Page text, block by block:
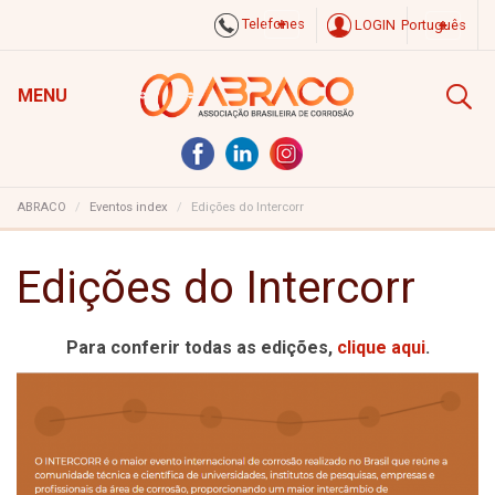
Telefones LOGIN Português
MENU
ABRACO Eventos index Edições do Intercorr
Edições do Intercorr
Para conferir todas as edições, clique aqui.